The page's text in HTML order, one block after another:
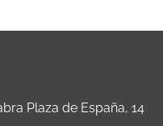
Plaza de España, 14